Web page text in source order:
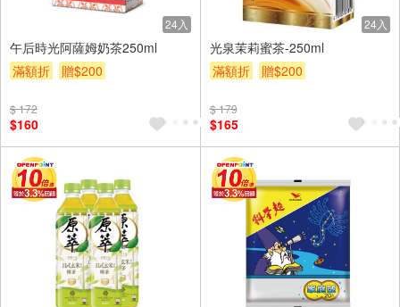
24入
午后時光阿薩姆奶茶250ml
滿額折
贈$200
$ 172
$160
24入
光泉茉莉蜜茶-250ml
滿額折
贈$200
$ 179
$165